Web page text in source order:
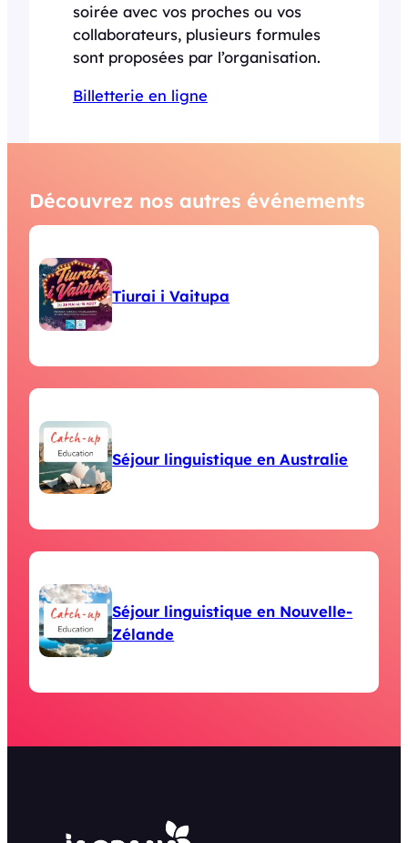
soirée avec vos proches ou vos
collaborateurs, plusieurs formules
sont proposées par l’organisation.
Billetterie en ligne
Découvrez nos autres événements
Tiurai i Vaitupa
Séjour linguistique en Australie
Séjour linguistique en Nouvelle-
Zélande